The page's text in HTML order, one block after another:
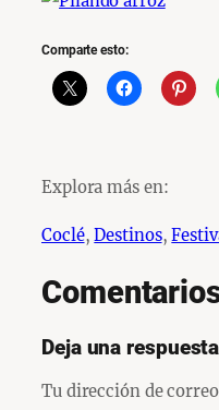
Comparte esto:
Explora más en:
Coclé, Destinos,
Deja una respuesta
Tu dirección de